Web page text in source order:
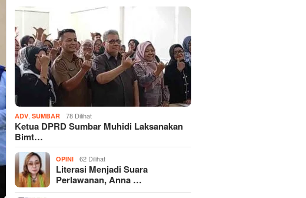
ADV ,SUMBAR 78 Dilihat
Ketua DPRD Sumbar Muhidi Laksanakan
Bimt…
OPINI 62 Dilihat
Literasi Menjadi Suara
Perlawanan, Anna …